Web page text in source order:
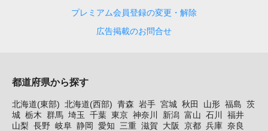
プレミアム会員登録の変更・解除
広告掲載のお問合せ
都道府県から探す
北海道(東部) 北海道(西部) 青森 岩手 宮城 秋田 山形 福島 茨
城 栃木 群馬 埼玉 千葉 東京 神奈川 新潟 富山 石川
福井
山梨 長野 岐阜 静岡 愛知 三重 滋賀 大阪 京都 兵庫 奈良